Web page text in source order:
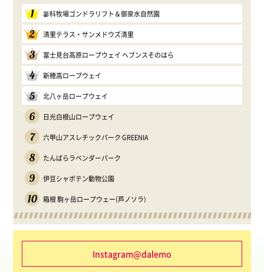
1 蓼科牧場ゴンドラリフト＆御泉水自然園
2 清里テラス・サンメドウズ清里
3 富士見台高原ロープウェイ ヘブンスそのはら
4 新穂高ロープウェイ
5 北八ヶ岳ロープウェイ
6 日光白根山ロープウェイ
7 六甲山アスレチックパーク GREENIA
8 たんばらラベンダーパーク
9 伊豆シャボテン動物公園
10 箱根 駒ヶ岳ロープウェー(芦ノソラ)
Instagram@dalemo